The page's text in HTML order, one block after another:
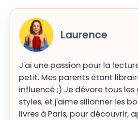
Laurence
J'ai une passion pour la
petit. Mes parents étant
influencé ;) Je dévore tous les
styles, et j'aime sillonner les
livres à Paris, pour découvrir,